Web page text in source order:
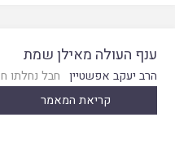
ענף העולה מאילן שמת
הרב יעקב אפשטיין חבל נחלתו ח
קריאת המאמר